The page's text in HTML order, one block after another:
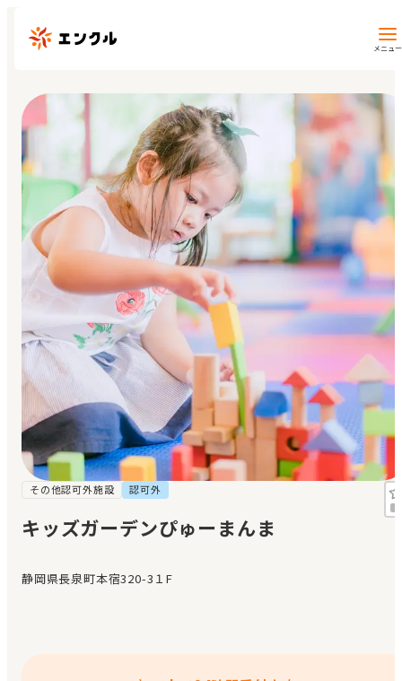
メニュー
保育園・幼稚園を探す
地図から探す
地域から探す
マイページ
閲覧履歴
お気に入り
見学日記
メッセージ
おすすめの園
エンクルの特徴と活用方法
その他認可外施設 認可外
キッズガーデンぴゅーまんま
静岡県長泉町本宿320-3１F